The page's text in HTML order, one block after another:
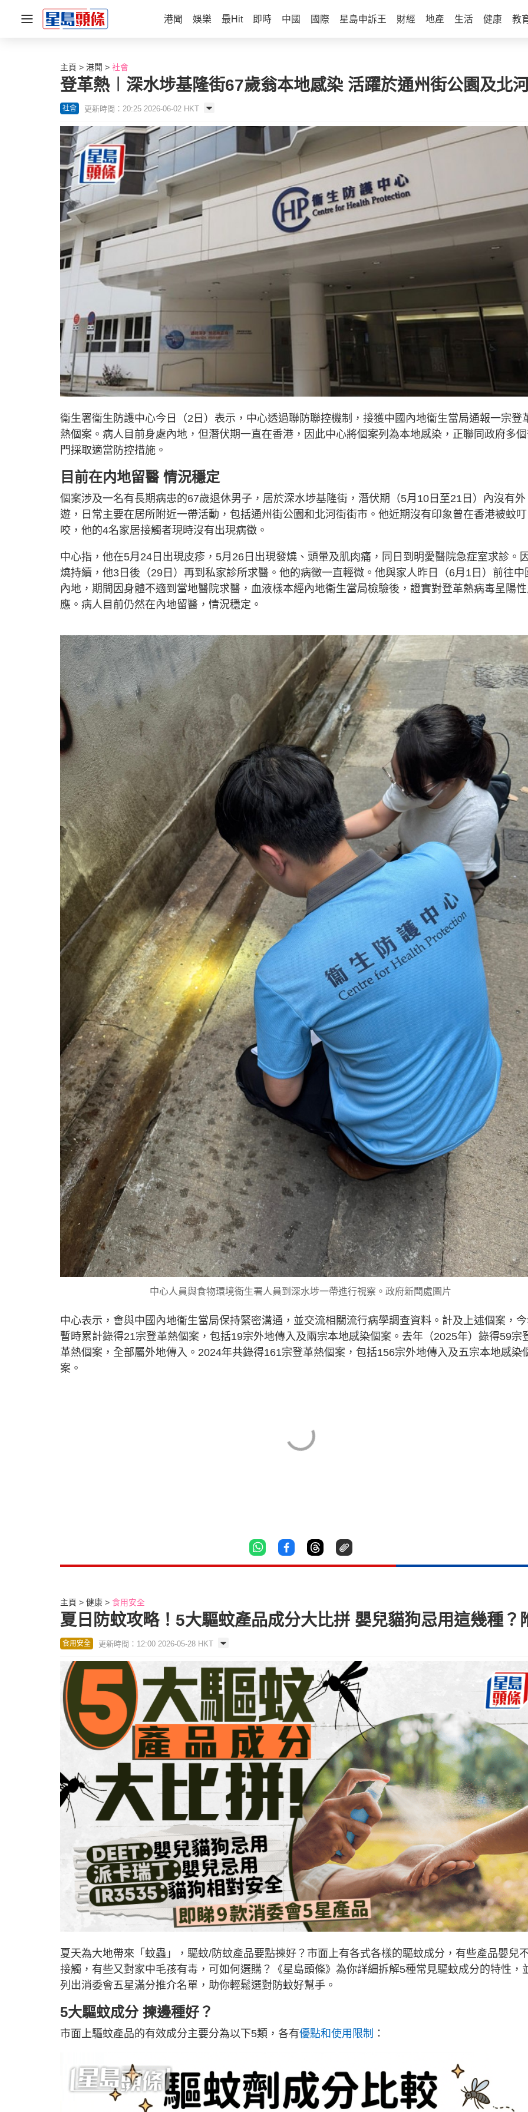
港聞 娛樂 最Hit 即時 中國 國際 星島申訴王 財經 地產 生活 健康 教
主頁 港聞 社會
登革熱︱深水埗基隆街67歲翁本地感染 活躍於通州街公園及北
社會 更新時間：20:25 2026-06-02 HKT
衞生署衞生防護中心今日（2日）表示，中心透過聯防聯控機制，接獲中國內地衞生當局通報一宗登
熱個案。病人目前身處內地，但潛伏期一直在香港，因此中心將個案列為本地感染，正聯同政府多
門採取適當防控措施。
目前在内地留醫 情況穩定
個案涉及一名有長期病患的67歲退休男子，居於深水埗基隆街，潛伏期（5月10日至21日）內沒有外
遊，日常主要在居所附近一帶活動，包括通州街公園和北河街街市。他近期沒有印象曾在香港被蚊叮
咬，他的4名家居接觸者現時沒有出現病徵。
中心指，他在5月24日出現皮疹，5月26日出現發燒、頭暈及肌肉痛，同日到明愛醫院急症室求診。
燒持續，他3日後（29日）再到私家診所求醫。他的病徵一直輕微。他與家人昨日（6月1日）前往中
內地，期間因身體不適到當地醫院求醫，血液樣本經內地衞生當局檢驗後，證實對登革熱病毒呈陽性
應。病人目前仍然在內地留醫，情況穩定。
中心人員與食物環境衞生署人員到深水埗一帶進行視察。政府新聞處圖片
中心表示，會與中國內地衞生當局保持緊密溝通，並交流相關流行病學調查資料。計及上述個案，
暫時累計錄得21宗登革熱個案，包括19宗外地傳入及兩宗本地感染個案。去年（2025年）錄得59宗
革熱個案，全部屬外地傳入。2024年共錄得161宗登革熱個案，包括156宗外地傳入及五宗本地感染
案。
主頁 健康 食用安全
夏日防蚊攻略！5大驅蚊產品成分大比拼 嬰兒貓狗忌用這幾種？
食用安全 更新時間：12:00 2026-05-28 HKT
夏天為大地帶來「蚊蟲」，驅蚊/防蚊產品要點揀好？市面上有各式各樣的驅蚊成分，有些產品嬰兒
接觸，有些又對家中毛孩有毒，可如何選購？《星島頭條》為你詳細拆解5種常見驅蚊成分的特性，
列出消委會五星滿分推介名單，助你輕鬆選對防蚊好幫手。
5大驅蚊成分 揀邊種好？
市面上驅蚊產品的有效成分主要分為以下5類，各有優點和使用限制 ：